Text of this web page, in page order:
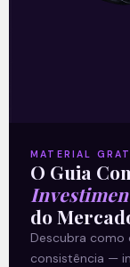
Termos e
Política de
Explore
MATERIAL
O Guia
do
Descubra como
consistência —